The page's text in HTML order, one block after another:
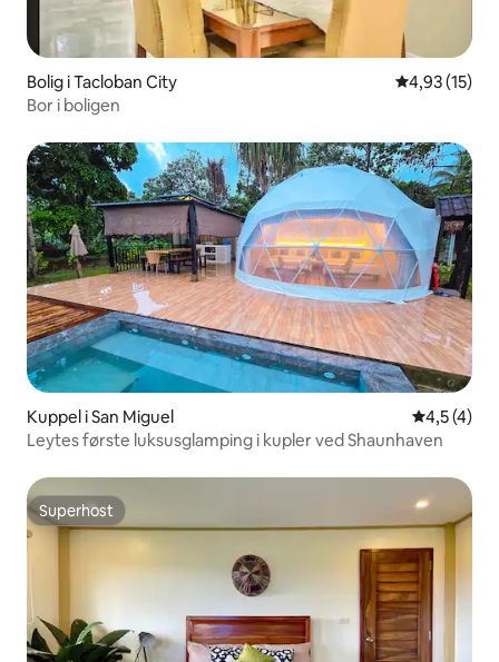
Bolig i Tacloban City 4,93 ud af 5
4,93 (15)
Bor i boligen
Kuppel i San Miguel 4,5 ud af 5
4,5 (4)
Leytes første luksusglamping i kupler ved Shaunhaven
Superhost
Superhost